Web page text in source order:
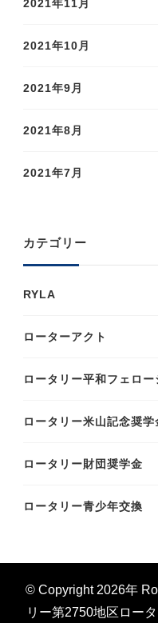
2021年11月
2021年10月
2021年9月
2021年8月
2021年7月
カテゴリー
RYLA
ローターアクト
ロータリー平和フェロー
ロータリー米山記念奨学
ロータリー財団奨学金
ロータリー青少年交換
© Copyright 2026年
リー第2750地区ロー